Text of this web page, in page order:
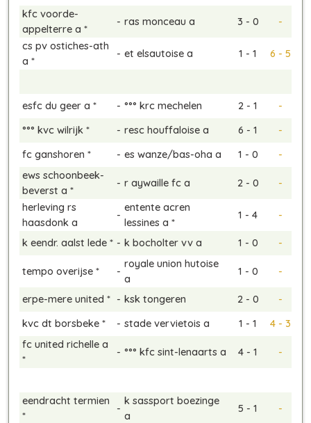
kfc voorde-
appelterre a *
- ras monceau a 3 - 0
-
cs pv ostiches-ath
a *
- et elsautoise a 1 - 1 6 - 5
esfc du geer a * - °°° krc mechelen 2 - 1
-
°°° kvc wilrijk *
- resc houffaloise a 6 - 1
-
fc ganshoren *
- es wanze/bas-oha a 1 - 0
-
ews schoonbeek-
beverst a *
- r aywaille fc a 2 - 0
-
herleving rs
haasdonk a
-
entente acren
lessines a *
1 - 4 -
k eendr. aalst lede * - k bocholter vv a 1 - 0 -
tempo overijse * -
royale union hutoise
a
1 - 0 -
erpe-mere united * - ksk tongeren 2 - 0
-
kvc dt borsbeke *
- stade vervietois a 1 - 1
4 - 3
fc united richelle a
*
- °°° kfc sint-lenaarts a 4 - 1 -
eendracht termien
*
-
k sassport boezinge
a
5 - 1 -